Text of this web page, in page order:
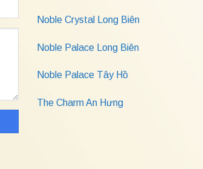
Noble Crystal Long Biên
Noble Palace Long Biên
Noble Palace Tây Hồ
The Charm An Hưng